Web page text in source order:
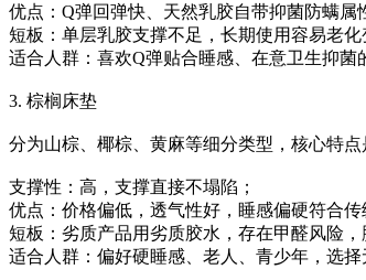
优点‌：Q弹回弹快、天然乳胶自带抑菌防螨属
短板‌：单层乳胶支撑不足，长期使用容易老
适合人群‌：喜欢Q弹贴合睡感、在意卫生抑菌
3. 棕榈床垫
分为山棕、椰棕、黄麻等细分类型，核心特点
‌支撑性‌：高，支撑直接不塌陷；
优点‌：价格偏低，透气性好，睡感偏硬符合传
短板‌：劣质产品用劣质胶水，存在甲醛风险，
适合人群‌：偏好硬睡感、老人、青少年，选择